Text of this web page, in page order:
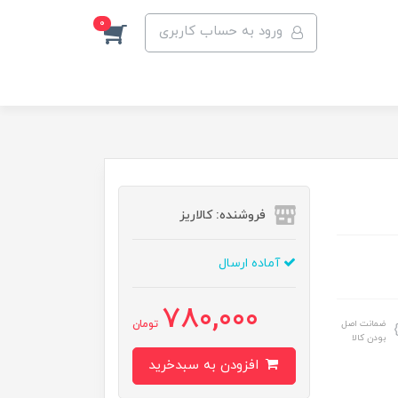
ورود به حساب کاربری 0
ضمانت اصل
بودن کالا
فروشنده: کالاریز
آماده ارسال
780,000 تومان